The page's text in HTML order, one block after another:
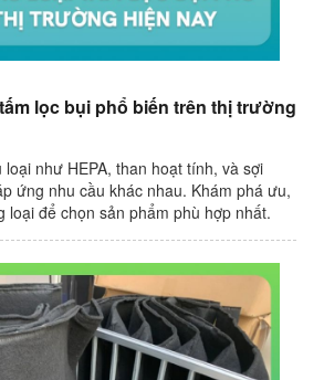
lọc bụi phổ biến trên thị trường
như HEPA, than hoạt tính, và sợi
ứng nhu cầu khác nhau. Khám phá ưu,
loại để chọn sản phẩm phù hợp nhất.